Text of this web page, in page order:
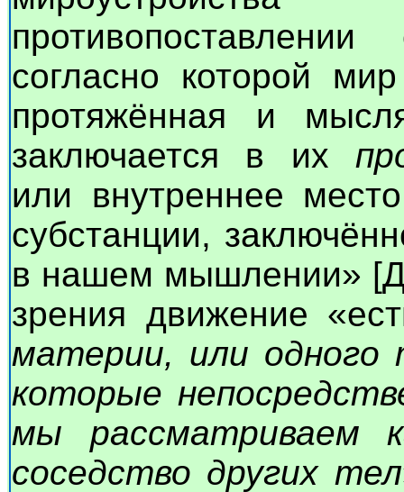
согласно которой
протяжённая и
заключается в их
или внутреннее
субстанции,
в нашем мышлении»
зрения движение
материи, или одного
которые
мы рассматриваем
соседство других тел